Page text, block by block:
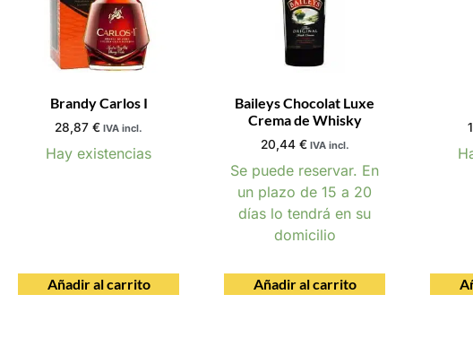
Brandy Carlos I
28,87 € IVA incl.
Hay existencias
Añadir al carrito
Baileys Chocolat Luxe
Crema de Whisky
20,44 € IVA incl.
Se puede reservar. En
un plazo de 15 a 20
días lo tendrá en su
domicilio
Añadir al carrito